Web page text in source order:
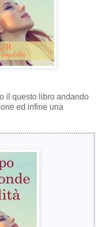
il questo libro andando
ed infine una